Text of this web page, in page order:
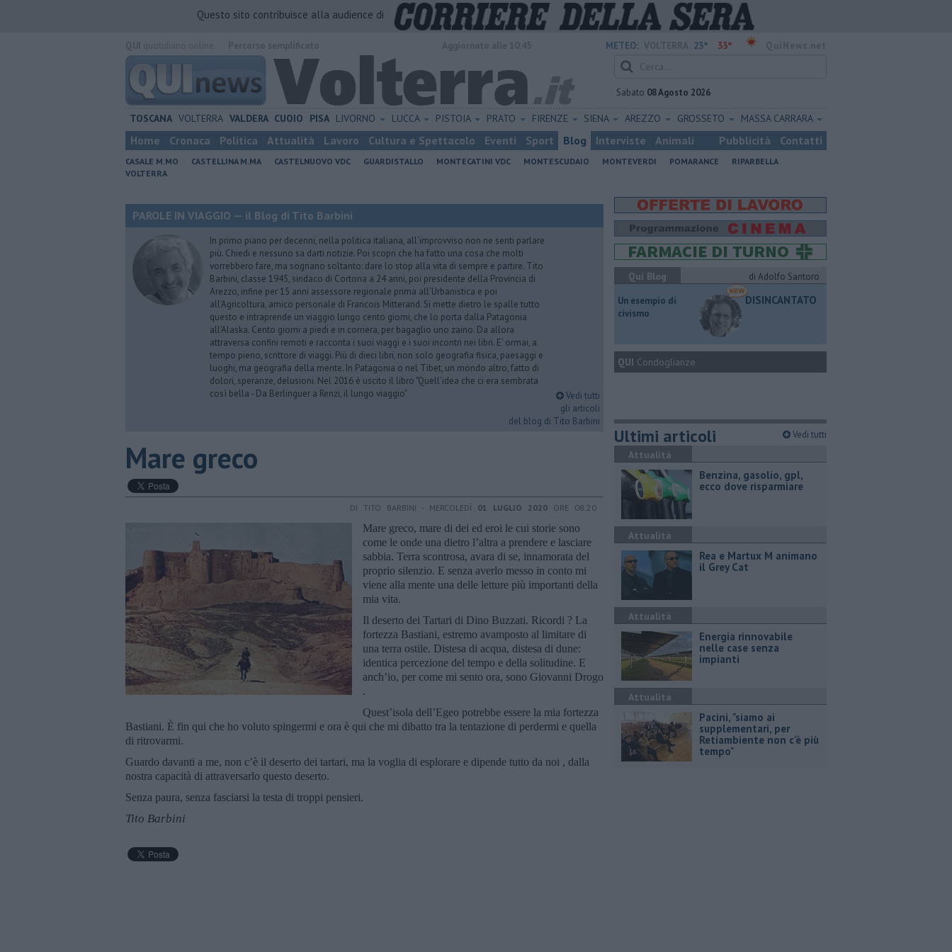
Questo sito contribuisce alla audience di
METEO: 23° 33°
Sabato 08 Agosto 2026
TOSCANA VOLTERRA VALDERA CUOIO PISA LIVORNO LUCCA PISTOIA PRATO FIRENZE SIENA AREZZO GROSSETO MASSA CARRARA
Home Cronaca Politica Attualità Lavoro Cultura e Spettacolo Eventi Sport Blog Interviste Animali Pubblicità Contatti
CASALE M.MO CASTELLINA M.MA CASTELNUOVO VDC GUARDISTALLO MONTECATINI VDC MONTESCUDAIO MONTEVERDI POMARANCE
RIPARBELLA
VOLTERRA
PAROLE IN VIAGGIO — il Blog di Tito Barbini
In primo piano per decenni, nella politica italiana, all’improvviso non ne senti parlare
più. Chiedi e nessuno sa darti notizie. Poi scopri che ha fatto una cosa che molti
vorrebbero fare, ma sognano soltanto: dare lo stop alla vita di sempre e partire. Tito
Barbini, classe 1945, sindaco di Cortona a 24 anni, poi presidente della Provincia di
Arezzo, infine per 15 anni assessore regionale prima all’Urbanistica e poi
all’Agricoltura, amico personale di Francois Mitterand. Si mette dietro le spalle tutto
questo e intraprende un viaggio lungo cento giorni, che lo porta dalla Patagonia
all’Alaska. Cento giorni a piedi e in corriera, per bagaglio uno zaino. Da allora
attraversa confini remoti e racconta i suoi viaggi e i suoi incontri nei libri. E’ ormai, a
tempo pieno, scrittore di viaggi. Più di dieci libri, non solo geografia fisica, paesaggi e
luoghi, ma geografia della mente. In Patagonia o nel Tibet, un mondo altro, fatto di
dolori, speranze, delusioni. Nel 2016 è uscito il libro "Quell’idea che ci era sembrata
così bella - Da Berlinguer a Renzi, il lungo viaggio"
Vedi tutti
gli articoli
del blog di Tito Barbini
Mare greco
DI TITO BARBINI - MERCOLEDÌ 01 LUGLIO 2020 ORE 08:20
Mare greco, mare di dei ed eroi le cui storie sono
come le onde una dietro l’altra a prendere e lasciare
sabbia. Terra scontrosa, avara di se, innamorata del
proprio silenzio. E senza averlo messo in conto mi
viene alla mente una delle letture più importanti della
mia vita.
Il deserto dei Tartari di Dino Buzzati. Ricordi ? La
fortezza Bastiani, estremo avamposto al limitare di
una terra ostile. Distesa di acqua, distesa di dune:
identica percezione del tempo e della solitudine. E
anch’io, per come mi sento ora, sono Giovanni Drogo
.
Quest’isola dell’Egeo potrebbe essere la mia fortezza
Bastiani. È fin qui che ho voluto spingermi e ora è qui che mi dibatto tra la tentazione di perdermi e quella
di ritrovarmi.
Guardo davanti a me, non c’è il deserto dei tartari, ma la voglia di esplorare e dipende tutto da noi , dalla
nostra capacità di attraversarlo questo deserto.
Senza paura, senza fasciarsi la testa di troppi pensieri.
Tito Barbini
Qui Blog
di Adolfo Santoro
​Un esempio di
civismo
DISINCANTATO
QUI Condoglianze
Ultimi articoli Vedi tutti
Attualità
​Benzina, gasolio, gpl,
ecco dove risparmiare
Attualità
Rea e Martux M animano
il Grey Cat
Attualità
Energia rinnovabile
nelle case senza
impianti
Attualità
Pacini, "siamo ai
supplementari, per
Retiambiente non c'è più
tempo"